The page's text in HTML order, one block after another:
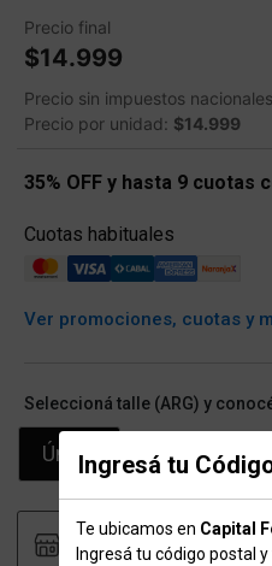
Ingresá tu
Te ubicamos en Capital
Ingresá tu código postal
Precio final
$14.999
Precio sin impuestos
Precio por unidad: $14.999
35% OFF y hasta 9 cuotas
Cuotas habituales
Ver promociones, cuotas y
Seleccioná talle (ARG) y
Único